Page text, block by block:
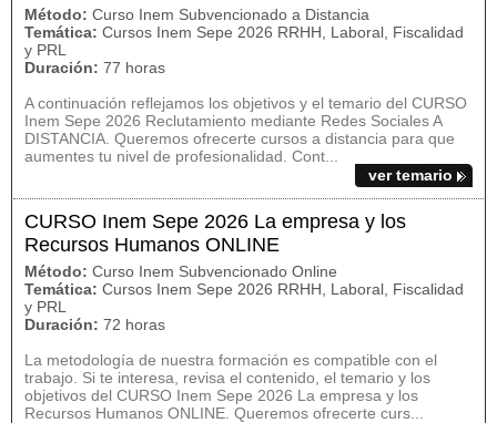
Método: Curso Inem Subvencionado a Distancia
Temática: Cursos Inem Sepe 2026 RRHH, Laboral, Fiscalidad
y PRL
Duración: 77 horas
A continuación reflejamos los objetivos y el temario del CURSO
Inem Sepe 2026 Reclutamiento mediante Redes Sociales A
DISTANCIA. Queremos ofrecerte cursos a distancia para que
aumentes tu nivel de profesionalidad. Cont...
ver temario
CURSO Inem Sepe 2026 La empresa y los
Recursos Humanos ONLINE
Método: Curso Inem Subvencionado Online
Temática: Cursos Inem Sepe 2026 RRHH, Laboral, Fiscalidad
y PRL
Duración: 72 horas
La metodología de nuestra formación es compatible con el
trabajo. Si te interesa, revisa el contenido, el temario y los
objetivos del CURSO Inem Sepe 2026 La empresa y los
Recursos Humanos ONLINE. Queremos ofrecerte curs...